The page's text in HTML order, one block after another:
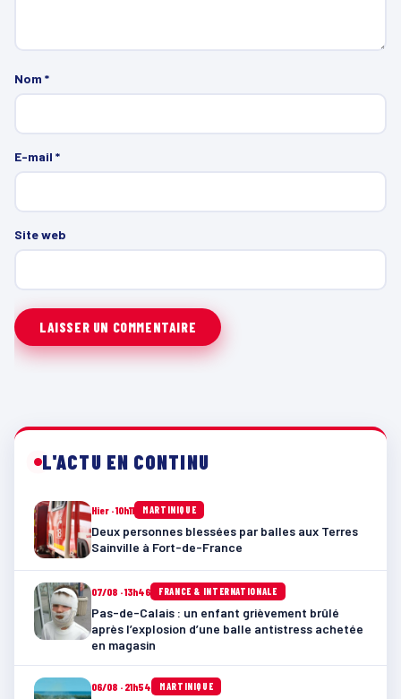
Nom *
E-mail *
Site web
L'ACTU EN CONTINU
Hier · 10h11 MARTINIQUE
Deux personnes blessées par balles aux Terres
Sainville à Fort-de-France
07/08 · 13h46 FRANCE & INTERNATIONALE
Pas-de-Calais : un enfant grièvement brûlé
après l’explosion d’une balle antistress achetée
en magasin
06/08 · 21h54 MARTINIQUE